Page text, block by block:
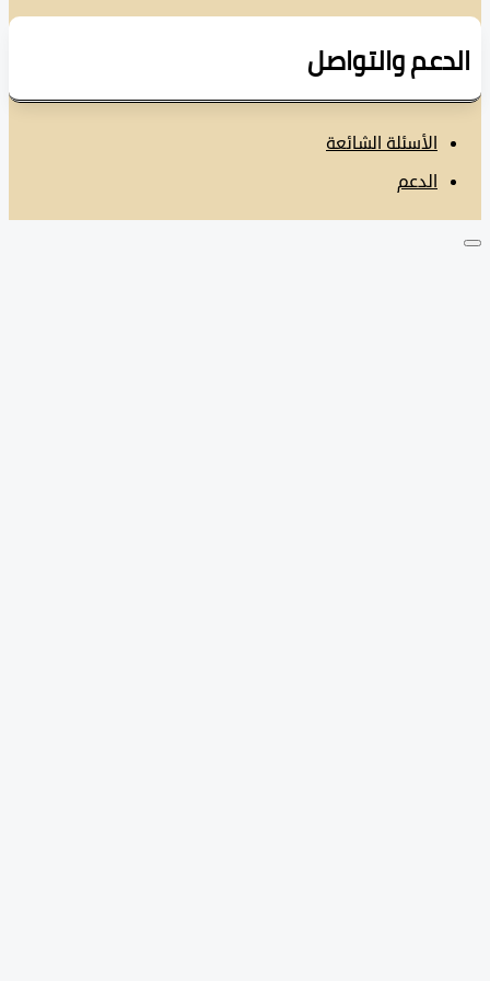
والتواصل
الأسئلة الشائعة
الدعم